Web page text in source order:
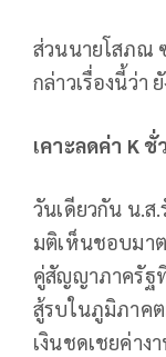
ส่วนนายโสภณ
กล่าวเรื่องนี้ว่า
เคาะลดค่า K ชั่
วันเดียวกัน น.ส
มติเห็นชอบมา
คู่สัญญาภาครัฐ
สู้รบในภูมิภาค
เงินชดเชยค่า